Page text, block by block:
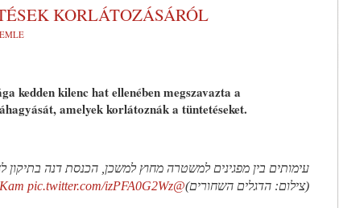
KORLÁTOZÁSÁRÓL
kedden kilenc hat ellenében megszavazta a
amelyek korlátoznák a tüntetéseket.
עימותים בין מפגינים למשטרה מחוץ למשכן, הכנסת דנה בתיקון
(צילום: הדגלים השחורים)@VeredPelman
pic.twitter.com/izPFA0G2Wz